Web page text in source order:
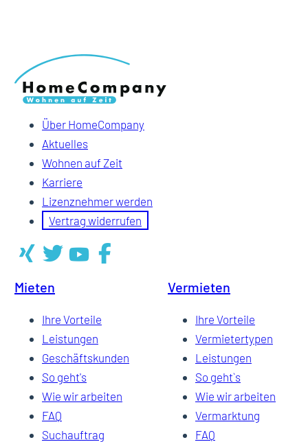
Über HomeCompany
Aktuelles
Wohnen auf Zeit
Karriere
Lizenznehmer werden
Vertrag widerrufen
Mieten
Ihre Vorteile
Leistungen
Geschäftskunden
So geht's
Wie wir arbeiten
FAQ
Suchauftrag
Vermieten
Ihre Vorteile
Vermietertypen
Leistungen
So geht`s
Wie wir arbeiten
Vermarktung
FAQ